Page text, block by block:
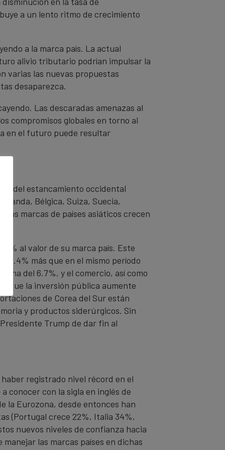
a un lento ritmo de crecimiento
a la marca país. La actual
alivio tributario podrían impulsar la
varias las nuevas propuestas
desaparezca.
Las descaradas amenazas al
compromisos globales en torno al
en el futuro puede resultar
del estancamiento occidental
Bélgica, Suiza, Suecia,
marcas de países asiáticos crecen
al valor de su marca país. Este
más que en el mismo período
del 6.7%, y el comercio, así como
que la inversión pública aumente
de Corea del Sur están
y productos siderúrgicos. Sin
Trump de dar fin al
registrado nivel récord en el
conocer con la sigla en inglés de
la Eurozona, desde entonces han
(Portugal crece 22%, Italia 34%,
nuevos niveles de confianza hacia
las marcas países en dichas